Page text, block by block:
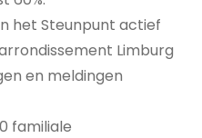
het Steunpunt actief
Limburg
en meldingen
familiale